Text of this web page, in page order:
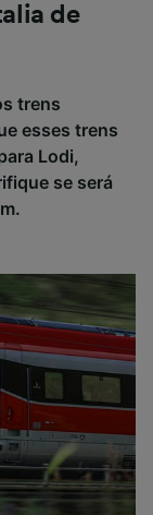
de
trens
esses trens
Lodi,
se será